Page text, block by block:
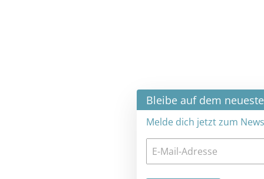
Bleibe auf dem neuesten Stand ×
Melde dich jetzt zum Newsletter an: